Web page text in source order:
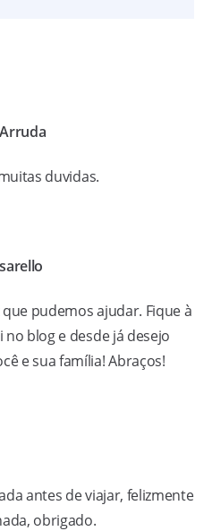
duvidas.
que pudemos ajudar. Fique à
blog e desde já desejo
e sua família! Abraços!
antes de viajar, felizmente
obrigado.